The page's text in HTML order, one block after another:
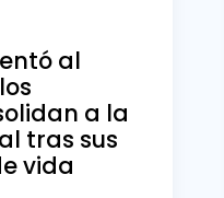
al
a la
tras sus
vida